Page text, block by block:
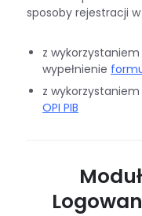
sposoby rejestracji
z
wypełnienie
z wykorzystaniem
OPI PIB